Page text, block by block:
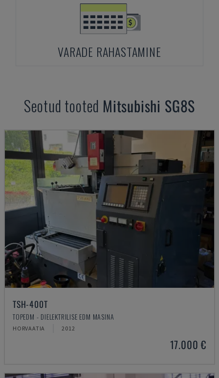
VARADE RAHASTAMINE
Seotud tooted Mitsubishi SG8S
TSH-400T
TOPEDM - DIELEKTRILISE EDM MASINA
HORVAATIA 2012
17.000 €